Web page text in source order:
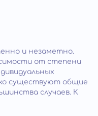
и незаметно.
от степени
существуют общие
случаев. К